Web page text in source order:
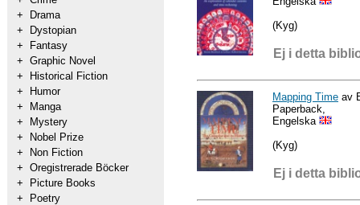
+
Drama
+
Dystopian
+
Fantasy
+ Graphic Novel
+
Historical Fiction
+
Humor
+
Manga
+
Mystery
+
Nobel Prize
+
Non Fiction
+ Oregistrerade Böcker
+
Picture Books
+
Poetry
(Kyg)
Ej i detta
Mapping Time av
Paperback,
Engelska
(Kyg)
Ej i detta